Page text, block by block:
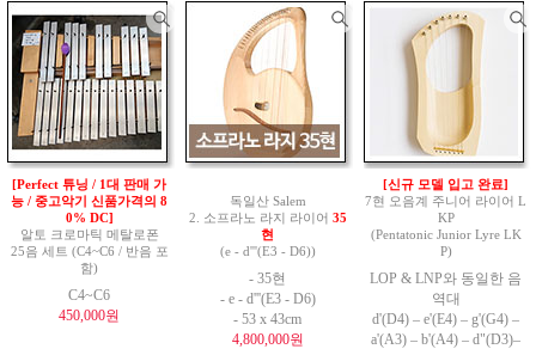
30키 입문/중급 앵글로 콘서
티나(로셸 Rochelle Anglo C
oncertina)
950,000원
30키 입문/중급 잭키 잉글리
쉬 콘서티나(Jackie English
Concertina)
음역대: G3 ~ C6
950,000원
[5월 26일 신규입고 완료/
무라마츠 PK 524와 동일/ F
T-250CD350 / 픽보이(PICK
BOY) 지휘봉 38cm(13.8")
Maple 샤프트
그립 사이즈 Ø25 x 40mm
60,000원
[Perfect 튜닝 / 1대 판매 가
능 / 중고악기 신품가격의 8
0% DC]
알토 크로마틱 메탈로폰
25음 세트 (C4~C6 / 반음 포
함)
C4~C6
450,000원
독일산 Salem
2. 소프라노 라지 라이어 35
현
(e - d'''(E3 - D6))
- 35현
- e - d'''(E3 - D6)
- 53 x 43cm
4,800,000원
[신규 모델 입고 완료]
7현 오음계 주니어 라이어 L
KP
(Pentatonic Junior Lyre LK
P)
LOP & LNP와 동일한 음
역대
d'(D4) – e'(E4) – g'(G4) –
a'(A3) – b'(A4) – d"(D3)–